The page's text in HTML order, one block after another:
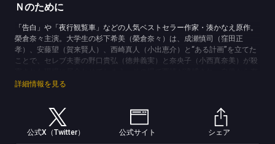
Ｎのために
「告白」や「夜行観覧車」などの人気ベストセラー作家・湊かなえ原作。
榮倉奈々主演。大学生の杉下希美（榮倉奈々）は、成瀬慎司（窪田正
孝）、安藤望（賀来賢人）、西崎真人（小出恵介）と“ある計画”を立てた
ことで、セレブ夫妻の野口貴弘（徳井義実）と奈央子（小西真奈美）が殺
罪が確定し、懲役１０年が言い渡される。１０年後、この事件の判決に疑
誰を愛し、どんな罪を犯したのか…。現在と過去を交錯させながら、事件
の真実を明らかにしていく純愛ミステリー！
(C)TBSスパークル／TBS
詳細情報を見る
公式X（Twitter） 公式サイト シェア